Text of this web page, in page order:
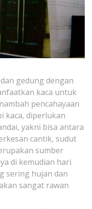
gedung dengan
kaca untuk
pencahayaan
kaca, diperlukan
yakni bisa antara
cantik, sudut
sumber
di kemudian hari.
sering hujan dan
sangat rawan